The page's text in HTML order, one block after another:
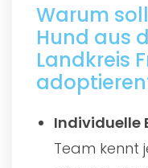
Warum
Hund aus
Landkreis
Individuelle
Team kennt